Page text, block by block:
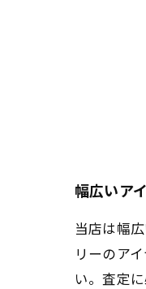
幅広いア
当店は幅
リーのア
い。査定